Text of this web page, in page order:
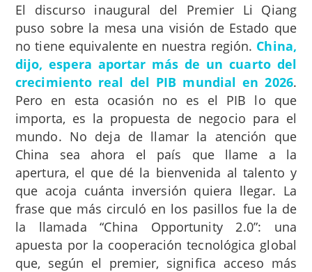
El discurso inaugural del Premier Li Qiang
puso sobre la mesa una visión de Estado que
no tiene equivalente en nuestra región. China,
dijo, espera aportar más de un cuarto del
crecimiento real del PIB mundial en 2026.
Pero en esta ocasión no es el PIB lo que
importa, es la propuesta de negocio para el
mundo. No deja de llamar la atención que
China sea ahora el país que llame a la
apertura, el que dé la bienvenida al talento y
que acoja cuánta inversión quiera llegar. La
frase que más circuló en los pasillos fue la de
la llamada “China Opportunity 2.0”: una
apuesta por la cooperación tecnológica global
que, según el premier, significa acceso más